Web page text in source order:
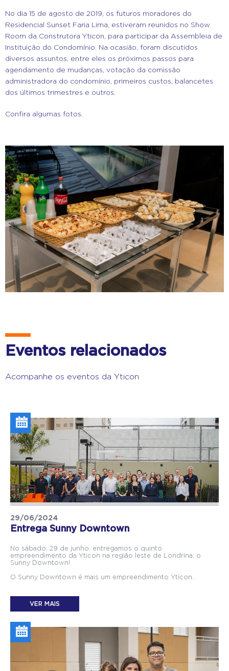
No dia 15 de agosto de 2019, os futuros moradores do
Residencial Sunset Faria Lima, estiveram reunidos no Show
Room da Construtora Yticon, para participar da Assembleia de
Instituição do Condomínio. Na ocasião, foram discutidos
diversos assuntos, entre eles os próximos passos para
agendamento de mudanças, votação da comissão
administradora do condomínio, primeiros custos, balancetes
dos últimos trimestres e outros.
Confira algumas fotos.
Eventos relacionados
Acompanhe os eventos da Yticon
29/06/2024
Entrega Sunny Downtown
No sábado, 29 de junho, entregamos o quinto
empreendimento da Yticon na região leste de Londrina, o
Sunny Downtown!
O Sunny Downtown é mais um empreendimento Yticon...
VER MAIS